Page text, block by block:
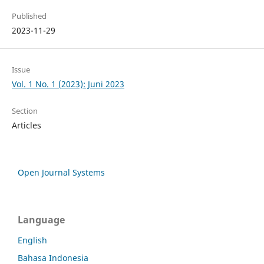
Published
2023-11-29
Issue
Vol. 1 No. 1 (2023): Juni 2023
Section
Articles
Open Journal Systems
Language
English
Bahasa Indonesia